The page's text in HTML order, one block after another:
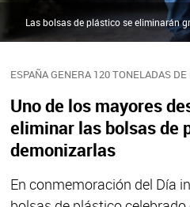
ESPAÑA GENERA 120 TONELADAS
Uno de los mayores
eliminar las bolsas de
demonizarlas
En conmemoración del Día